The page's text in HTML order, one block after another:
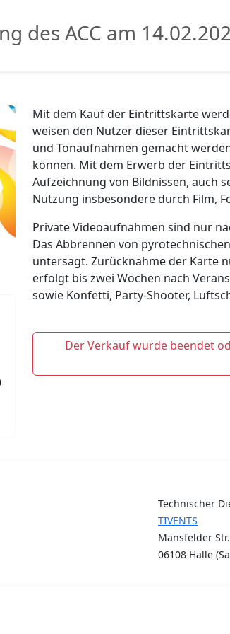
des ACC am
Mit dem Kauf der Eintrittskarte
weisen den Nutzer dieser
und Tonaufnahmen gemacht
können. Mit dem Erwerb der
Aufzeichnung von Bildnissen, auch
Nutzung insbesondere durch Film,
Private Videoaufnahmen sind nur
Das Abbrennen von
untersagt. Zurücknahme der Karte
erfolgt bis zwei Wochen nach
sowie Konfetti, Party-Shooter,
Der Verkauf wurde beendet
Technischer
TIVENTS
Mansfelder
06108 Halle